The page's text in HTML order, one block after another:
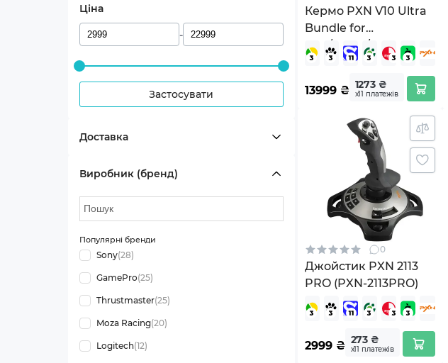
Ціна
-
Застосувати
Доставка
Виробник (бренд)
Популярні бренди
Sony(28)
GamePro(25)
Thrustmaster(25)
Moza Racing(20)
Logitech(12)
Кермо PXN V10 Ultra
Bundle for
PS4/XBOX/Xbox
Series X|S/PC (PXN-
V10 Ultra EU)
13999₴ 1273 ₴
х11 платежів
0
Джойстик PXN 2113
PRO (PXN-2113PRO)
2999₴ 273 ₴
х11 платежів